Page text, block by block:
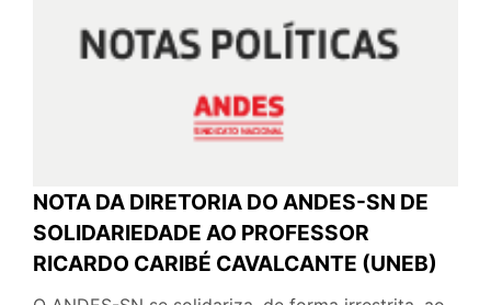
NOTA DA DIRETORIA DO ANDES-SN DE
SOLIDARIEDADE AO PROFESSOR
RICARDO CARIBÉ CAVALCANTE (UNEB)